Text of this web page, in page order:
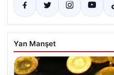
Yan Manşet